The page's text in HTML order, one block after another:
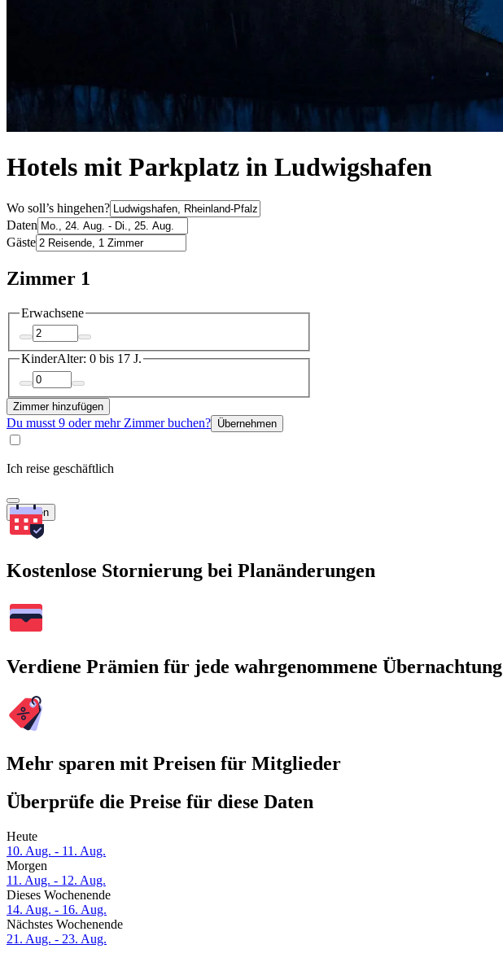
Hotels mit Parkplatz in Ludwigshafen
Wo soll’s hingehen?
Daten
Gäste
Zimmer 1
Erwachsene
KinderAlter: 0 bis 17 J.
Zimmer hinzufügen
Du musst 9 oder mehr Zimmer buchen? Übernehmen
Ich reise geschäftlich
Suchen
Kostenlose Stornierung bei Planänderungen
Verdiene Prämien für jede wahrgenommene Übernachtung
Mehr sparen mit Preisen für Mitglieder
Überprüfe die Preise für diese Daten
Heute
10. Aug. - 11. Aug.
Morgen
11. Aug. - 12. Aug.
Dieses Wochenende
14. Aug. - 16. Aug.
Nächstes Wochenende
21. Aug. - 23. Aug.